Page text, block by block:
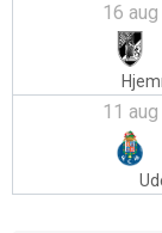
16
11